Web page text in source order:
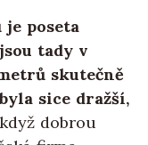
je poseta
tady v
skutečně
sice dražší,
dobrou